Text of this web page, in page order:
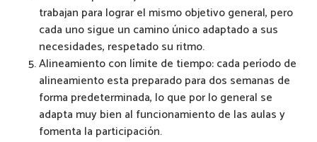
trabajan para lograr el mismo objetivo general, pero
cada uno sigue un camino único adaptado a sus
necesidades, respetado su ritmo.
Alineamiento con límite de tiempo: cada período de
alineamiento esta preparado para dos semanas de
forma predeterminada, lo que por lo general se
adapta muy bien al funcionamiento de las aulas y
fomenta la participación.